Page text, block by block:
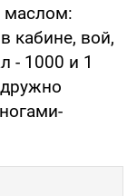
маслом:
кабине, вой,
- 1000 и 1
дружно